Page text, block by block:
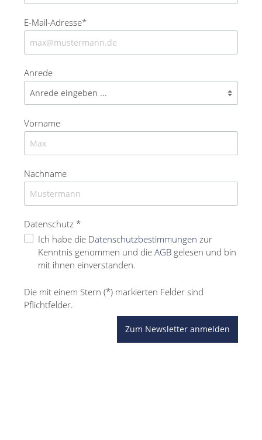
E-Mail-Adresse*
Anrede
Vorname
Nachname
Datenschutz *
Ich habe die Datenschutzbestimmungen zur
Kenntnis genommen und die AGB gelesen und bin
mit ihnen einverstanden.
Die mit einem Stern (*) markierten Felder sind
Pflichtfelder.
Zum Newsletter anmelden